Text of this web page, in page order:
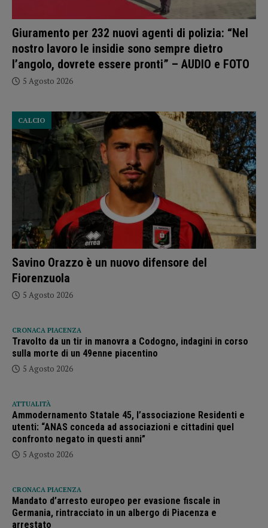
Giuramento per 232 nuovi agenti di polizia: “Nel
nostro lavoro le insidie sono sempre dietro
l’angolo, dovrete essere pronti” – AUDIO e FOTO
5 Agosto 2026
Savino Orazzo è un nuovo difensore del
Fiorenzuola
CALCIO
5 Agosto 2026
CRONACA PIACENZA
Travolto da un tir in manovra a Codogno, indagini in corso
sulla morte di un 49enne piacentino
5 Agosto 2026
ATTUALITÀ
Ammodernamento Statale 45, l’associazione Residenti e
utenti: “ANAS conceda ad associazioni e cittadini quel
confronto negato in questi anni”
5 Agosto 2026
CRONACA PIACENZA
Mandato d’arresto europeo per evasione fiscale in
Germania, rintracciato in un albergo di Piacenza e
arrestato